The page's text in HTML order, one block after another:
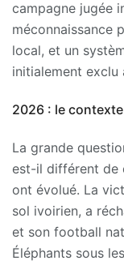
campagne jugée
méconnaissance
local, et un
initialement exclu
2026 : le
La grande
est-il différent de
ont évolué. La
sol ivoirien, a
et son football
Éléphants sous